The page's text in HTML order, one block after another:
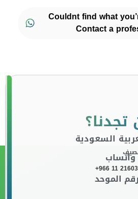
Couldnt find what
Contact a
تجدنا؟
السعودية
واتساب
+966 11
الموحد